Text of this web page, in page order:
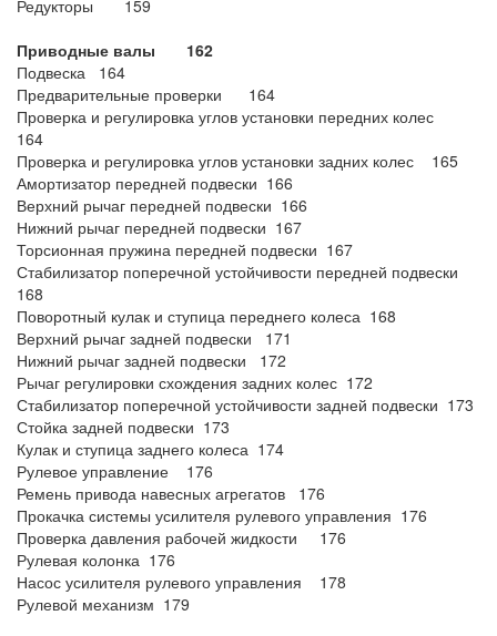
Редукторы 159
Приводные валы 162
Подвеска 164
Предварительные проверки 164
Проверка и регулировка углов установки передних колес
164
Проверка и регулировка углов установки задних колес 165
Амортизатор передней подвески 166
Верхний рычаг передней подвески 166
Нижний рычаг передней подвески 167
Торсионная пружина передней подвески 167
Стабилизатор поперечной устойчивости передней подвески
168
Поворотный кулак и ступица переднего колеса 168
Верхний рычаг задней подвески 171
Нижний рычаг задней подвески 172
Рычаг регулировки схождения задних колес 172
Стабилизатор поперечной устойчивости задней подвески 173
Стойка задней подвески 173
Кулак и ступица заднего колеса 174
Рулевое управление 176
Ремень привода навесных агрегатов 176
Прокачка системы усилителя рулевого управления 176
Проверка давления рабочей жидкости 176
Рулевая колонка 176
Насос усилителя рулевого управления 178
Рулевой механизм 179